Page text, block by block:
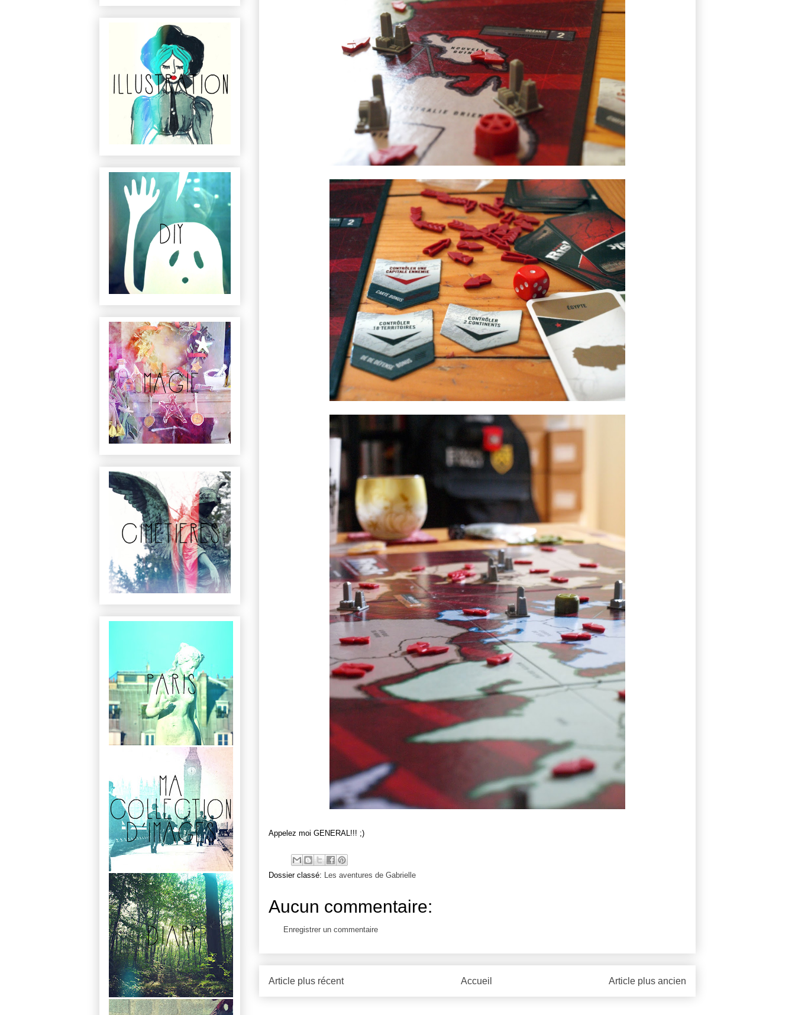
Appelez moi GENERAL!!! ;)
Dossier classé: Les aventures de Gabrielle
Aucun commentaire:
Enregistrer un commentaire
Article plus récent Article plus ancien
Accueil